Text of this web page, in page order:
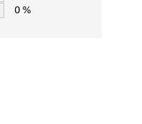
0 %